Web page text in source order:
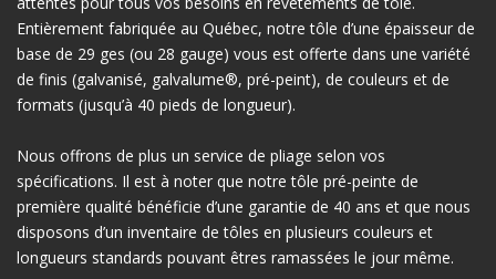
Entièrement fabriquée au Québec, notre tôle d’une épaisseur de
base de 29 ges (ou 28 gauge) vous est offerte dans une variété
de finis (galvanisé, galvalume®, pré-peint), de couleurs et de
formats (jusqu’à 40 pieds de longueur).
Nous offrons de plus un service de pliage selon vos
spécifications. Il est à noter que notre tôle pré-peinte de
première qualité bénéficie d’une garantie de 40 ans et que nous
disposons d’un inventaire de tôles en plusieurs couleurs et
longueurs standards pouvant êtres ramassées le jour même.